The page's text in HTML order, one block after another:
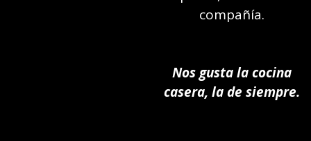
compañía.
Nos gusta la cocina
casera, la de siempre.